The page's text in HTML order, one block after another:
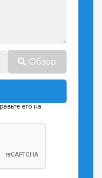
Обзор
его на